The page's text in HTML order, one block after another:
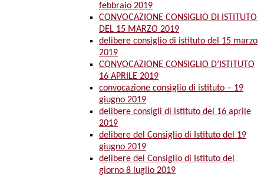
febbraio 2019
CONVOCAZIONE CONSIGLIO DI ISTITUTO
DEL 15 MARZO 2019
delibere consiglio di istituto del 15 marzo
2019
CONVOCAZIONE CONSIGLIO D’ISTITUTO
16 APRILE 2019
convocazione consiglio di istituto – 19
giugno 2019
delibere consigli di istituto del 16 aprile
2019
delibere del Consiglio di Istituto del 19
giugno 2019
delibere del Consiglio di Istituto del
giorno 8 luglio 2019